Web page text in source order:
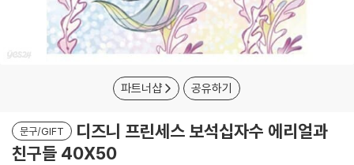
파트너샵 공유하기
문구/GIFT
디즈니 프린세스 보석십자수 에리얼과
친구들 40X50